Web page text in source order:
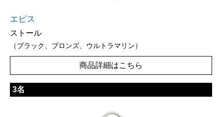
エピス
ストール
（ブラック、ブロンズ、ウルトラマリン）
商品詳細はこちら
3名